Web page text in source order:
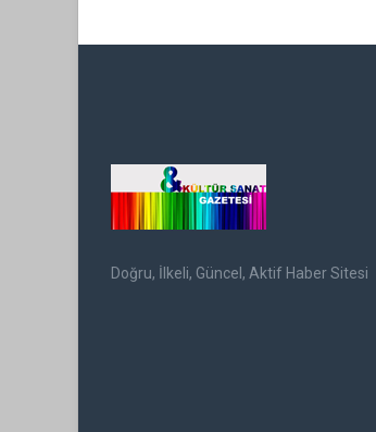
Doğru, İlkeli, Güncel, Aktif Haber Sitesi